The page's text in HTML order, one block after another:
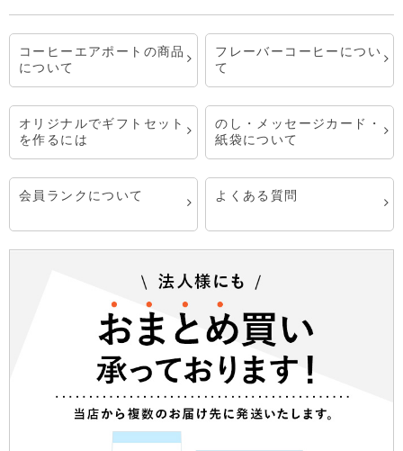
コーヒーエアポートの商品
について
フレーバーコーヒーについ
て
オリジナルでギフトセット
を作るには
のし・メッセージカード・
紙袋について
会員ランクについて よくある質問